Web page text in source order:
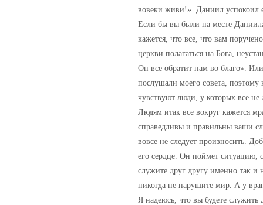
вовеки живи!». Даниил успокоил
Если бы вы были на месте
кажется, что все, что вам
церкви полагаться на Бога,
Он все обратит нам во благо».
послушали моего совета, поэтому
чувствуют люди, у которых все не
Людям итак все вокруг кажется
справедливы и правильны ваши
вовсе не следует произносить.
его сердце. Он поймет ситуацию,
служите друг другу именно так и
никогда не нарушите мир. А у
Я надеюсь, что вы будете